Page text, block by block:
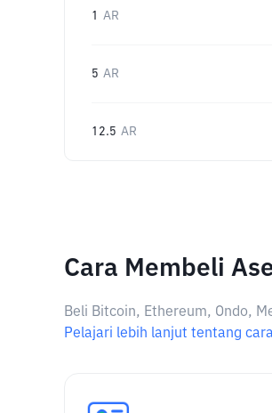
1 AR
5 AR
12.5 AR
Cara Membeli
Beli Bitcoin, Ethereum, Ondo,
Pelajari lebih lanjut tentang